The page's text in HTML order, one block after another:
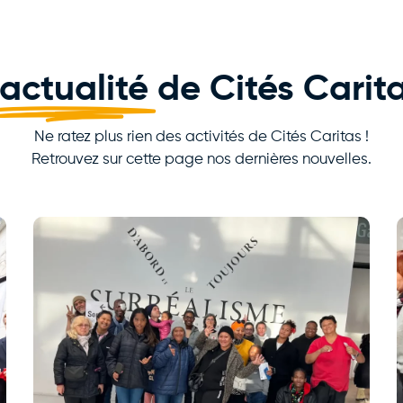
de Cités
Ne ratez plus rien des activités de Cités Caritas !
Retrouvez sur cette page nos dernières nouvelles.